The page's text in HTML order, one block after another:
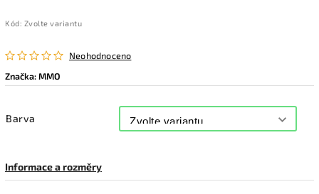
Kód: Zvolte variantu
Neohodnoceno
Značka:MMO
Barva
Informace a rozměry